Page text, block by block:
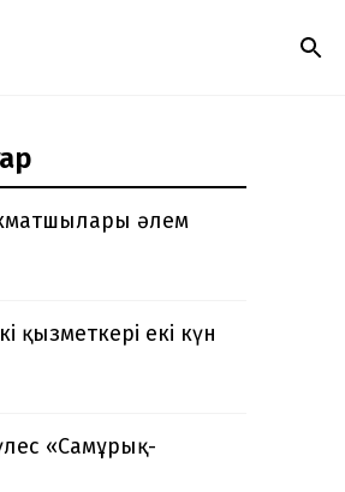
әлем
қызметкері екі күн
«Самұрық-